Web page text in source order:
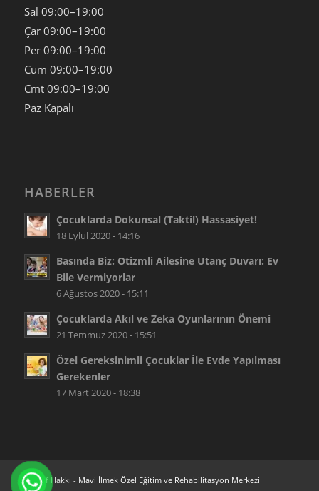
Sal 09:00–19:00
Çar 09:00–19:00
Per 09:00–19:00
Cum 09:00–19:00
Cmt 09:00–19:00
Paz Kapalı
HABERLER
Çocuklarda Dokunsal (Taktil) Hassasiyet!
18 Eylül 2020 - 14:16
Basında Biz: Otizmli Ailesine Utanç Duvarı: Ev
Bile Vermiyorlar
6 Ağustos 2020 - 15:11
Çocuklarda Akıl ve Zeka Oyunlarının Önemi
21 Temmuz 2020 - 15:51
Özel Gereksinimli Çocuklar İle Evde Yapılması
Gerekenler
17 Mart 2020 - 18:38
© Telif Hakkı - Mavi İlmek Özel Eğitim ve Rehabilitasyon Merkezi